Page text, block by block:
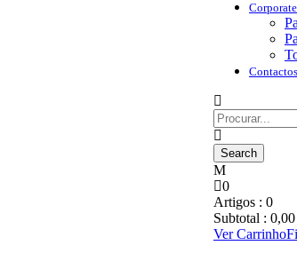
Corporate
Contactos
0
Artigos : 0
Subtotal : 0,00
Ver Carrinho